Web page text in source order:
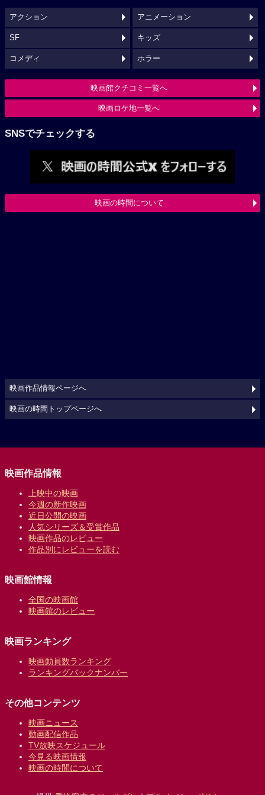
アクション アニメーション
SF キッズ
コメディ ホラー
映画館クチコミ一覧へ
映画ロケ地一覧へ
SNSでチェックする
映画の時間について
映画作品情報ページへ
映画の時間トップページへ
映画作品情報
上映中の映画
今週の新作映画
近日公開の映画
人気シリーズ＆受賞作品
映画作品のレビュー
作品別にレビューを読む
映画館情報
全国の映画館
映画館のレビュー
映画ランキング
映画動員数ランキング
ランキングバックナンバー
その他コンテンツ
映画ニュース
動画配信作品
TV放映スケジュール
今見る映画情報
映画の時間について